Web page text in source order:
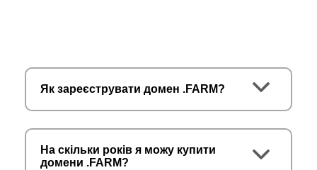
Як зареєструвати домен .FARM?
На скільки років я можу купити
домени .FARM?